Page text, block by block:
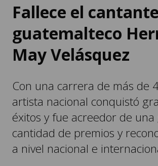
Fallece el cantante
guatemalteco
May Velásquez
Con una carrera de más de
artista nacional conquistó
éxitos y fue acreedor de una
cantidad de premios y
a nivel nacional e